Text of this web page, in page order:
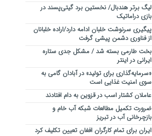
لیگ برتر هندبال/ نخستین برد گیتی‌پسند در
بازی دراماتیک
پیگیری سرنوشت خلبان ادامه دارد/اراده خلبانان
از فناوری دشمن پیشی گرفت
بخت طارمی بسته شد / مشکل جدی ستاره
ایرانی در اینتر
«سرمایه‌گذاری برای تولید» در آبادان گامی به
سوی امنیت غذایی است
عاملان کشتار اسب در قزوین به دام افتادند
ضرورت تکمیل مطالعات شبکه آب خام و
بازچرخانی آب در تبریز
ایران برای تمام کارگران افغان تعیین تکلیف کرد